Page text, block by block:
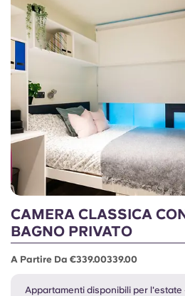
CAMERA CLASSICA
BAGNO PRIVATO
A Partire Da €339.00339.00
Appartamenti disponibili per